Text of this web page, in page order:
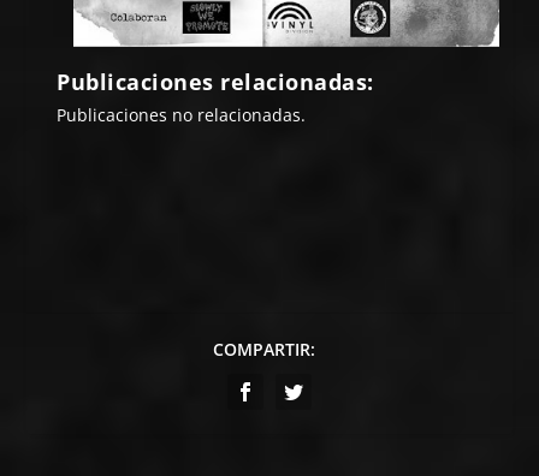
Publicaciones relacionadas:
Publicaciones no relacionadas.
COMPARTIR: